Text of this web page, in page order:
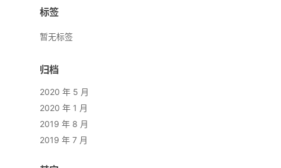
标签
暂无标签
归档
2020 年 5 月
2020 年 1 月
2019 年 8 月
2019 年 7 月